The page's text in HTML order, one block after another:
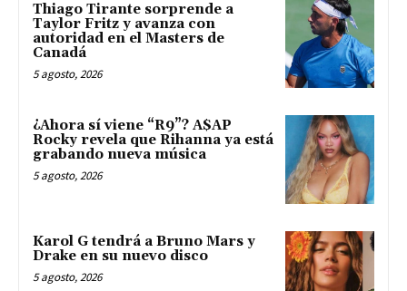
Thiago Tirante sorprende a
Taylor Fritz y avanza con
autoridad en el Masters de
Canadá
5 agosto, 2026
¿Ahora sí viene “R9”? A$AP
Rocky revela que Rihanna ya está
grabando nueva música
5 agosto, 2026
Karol G tendrá a Bruno Mars y
Drake en su nuevo disco
5 agosto, 2026